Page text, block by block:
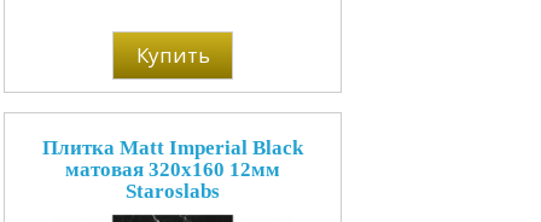
Купить
Плитка Matt Imperial Black
матовая 320x160 12мм
Staroslabs